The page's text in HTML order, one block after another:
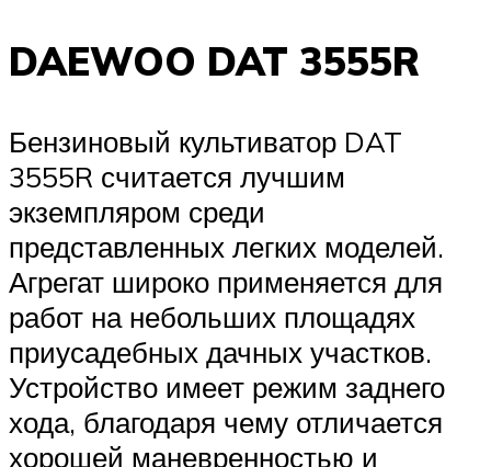
DAEWOO DAT 3555R
Бензиновый культиватор DAT
3555R считается лучшим
экземпляром среди
представленных легких моделей.
Агрегат широко применяется для
работ на небольших площадях
приусадебных дачных участков.
Устройство имеет режим заднего
хода, благодаря чему отличается
хорошей маневренностью и